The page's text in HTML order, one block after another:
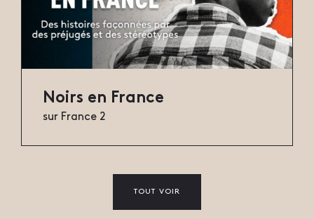
Noirs en France
sur France 2
TOUT VOIR